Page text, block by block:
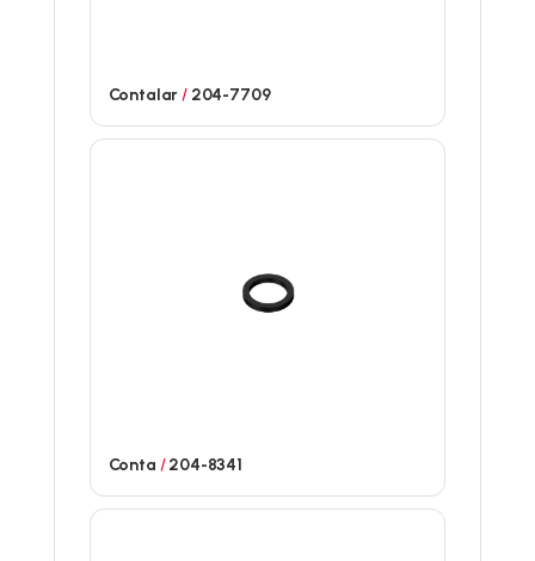
Contalar/204-7709
Conta /204-8341